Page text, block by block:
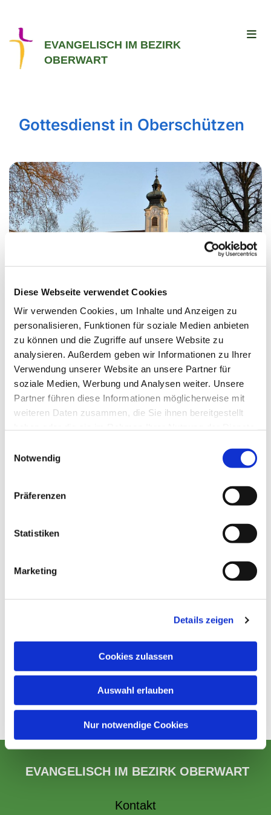
Diese Webseite verwendet Cookies
Wir verwenden Cookies, um Inhalte und Anzeigen zu
personalisieren, Funktionen für soziale Medien anbieten
zu können und die Zugriffe auf unsere Website zu
analysieren. Außerdem geben wir Informationen zu Ihrer
Verwendung unserer Website an unsere Partner für
soziale Medien, Werbung und Analysen weiter. Unsere
Partner führen diese Informationen möglicherweise mit
weiteren Daten zusammen, die Sie ihnen bereitgestellt
Notwendig
Präferenzen
Statistiken
Marketing
Details zeigen
Cookies zulassen
Auswahl erlauben
Nur notwendige Cookies
EVANGELISCH IM BEZIRK
OBERWART
Gottesdienst in Oberschützen
Sonntag, 28. Februar 2027, 09:30
Uhr
Pfarrkirche Oberschützen, Gottlieb-
August-Wimmer-Platz 3, 7432
EVANGELISCH IM BEZIRK OBERWART
Kontakt